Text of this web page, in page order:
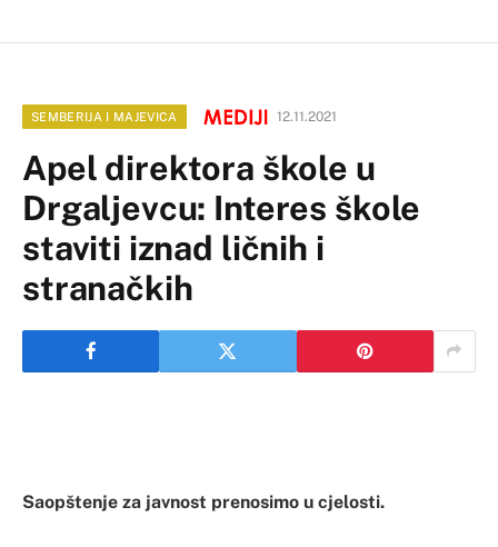
SEMBERIJA I MAJEVICA 12.11.2021
Apel direktora škole u
Drgaljevcu: Interes škole
staviti iznad ličnih i
stranačkih
Saopštenje za javnost prenosimo u cjelosti.